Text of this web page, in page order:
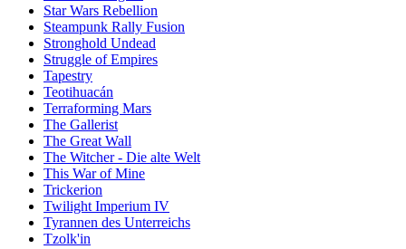
Star Wars Rebellion
Steampunk Rally Fusion
Stronghold Undead
Struggle of Empires
Tapestry
Teotihuacán
Terraforming Mars
The Gallerist
The Great Wall
The Witcher - Die alte Welt
This War of Mine
Trickerion
Twilight Imperium IV
Tyrannen des Unterreichs
Tzolk'in